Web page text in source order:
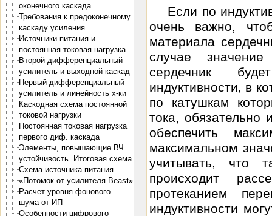
оконечного каскада
Требования к предоконечному
каскаду усиления
Источники питания и
постоянная токовая нагрузка
Второй дифференциальный
усилитель и выходной каскад
Первый дифференциальный
усилитель и линейность х-ки
Каскодная схема постоянной
токовой нагрузки
Постоянная токовая нагрузка
первого диф. каскада
Элементы, повышающие ВЧ
устойчивость. Итоговая схема
Схема источника питания
«Потомок от усилителя Beast»
Расчет уровня фонового
шума от ИП
Особенности цифрового
Если по
очень важно,
материала
случае
сердечник
индуктивности, в
по катушкам
тока,
обеспечить
максимальном
учитывать, что
происходит
протеканием
индуктивности